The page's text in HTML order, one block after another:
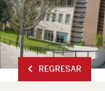
REGRESAR